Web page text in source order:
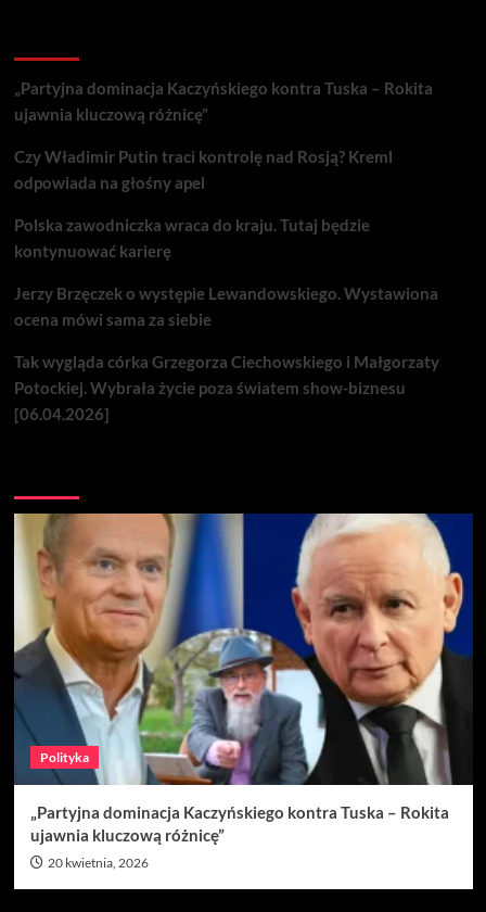
„Partyjna dominacja Kaczyńskiego kontra Tuska – Rokita
ujawnia kluczową różnicę”
Czy Władimir Putin traci kontrolę nad Rosją? Kreml
odpowiada na głośny apel
Polska zawodniczka wraca do kraju. Tutaj będzie
kontynuować karierę
Jerzy Brzęczek o występie Lewandowskiego. Wystawiona
ocena mówi sama za siebie
Tak wygląda córka Grzegorza Ciechowskiego i Małgorzaty
Potockiej. Wybrała życie poza światem show-biznesu
[06.04.2026]
Polityka
„Partyjna dominacja Kaczyńskiego kontra Tuska – Rokita
ujawnia kluczową różnicę”
20 kwietnia, 2026